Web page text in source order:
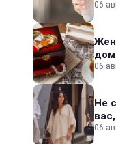
06
06
Не
06